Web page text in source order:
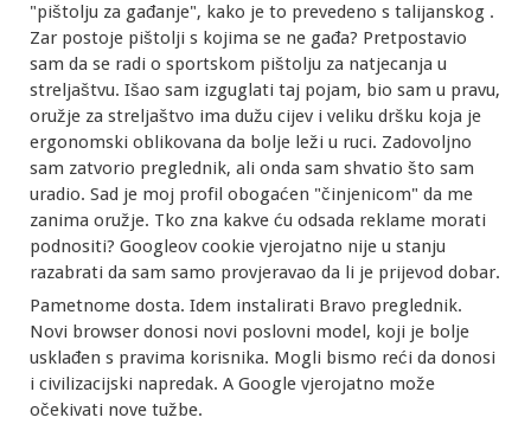
"pištolju za gađanje", kako je to prevedeno s talijanskog .
Zar postoje pištolji s kojima se ne gađa? Pretpostavio
sam da se radi o sportskom pištolju za natjecanja u
streljaštvu. Išao sam izguglati taj pojam, bio sam u pravu,
oružje za streljaštvo ima dužu cijev i veliku dršku koja je
ergonomski oblikovana da bolje leži u ruci. Zadovoljno
sam zatvorio preglednik, ali onda sam shvatio što sam
uradio. Sad je moj profil obogaćen "činjenicom" da me
zanima oružje. Tko zna kakve ću odsada reklame morati
podnositi? Googleov cookie vjerojatno nije u stanju
razabrati da sam samo provjeravao da li je prijevod dobar.
Pametnome dosta. Idem instalirati Bravo preglednik.
Novi browser donosi novi poslovni model, koji je bolje
usklađen s pravima korisnika. Mogli bismo reći da donosi
i civilizacijski napredak. A Google vjerojatno može
očekivati nove tužbe.